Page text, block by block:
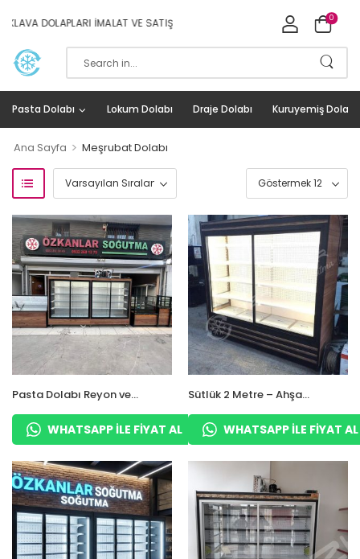
DOLAPLARI İMALAT VE SATIŞ 0
Pasta Dolabı Lokum Dolabı Draje Dolabı Kuruyemiş Dolabı
Ana Sayfa > Meşrubat Dolabı
Pasta Dolabı Reyon ve
WHATSAPP ILE FIYAT AL
Sütlük 2 Metre – Ahşap
WHATSAPP ILE FIYAT AL